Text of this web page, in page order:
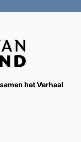
het Verhaal